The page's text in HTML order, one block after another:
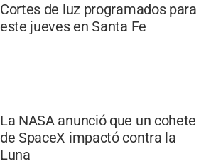
Cortes de luz programados para
este jueves en Santa Fe
La NASA anunció que un cohete
de SpaceX impactó contra la
Luna